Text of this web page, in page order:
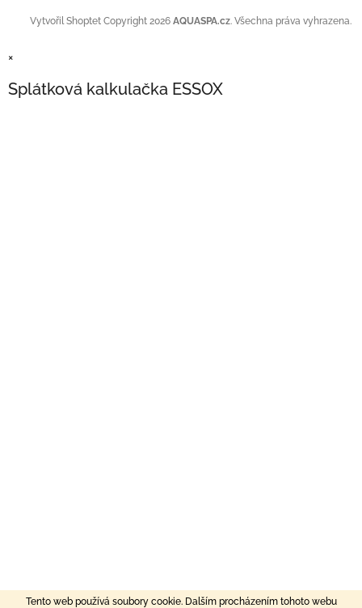
Tento web používá soubory cookie. Dalším procházením tohoto webu
Vytvořil Shoptet Copyright 2026 AQUASPA.cz. Všechna práva vyhrazena.
×
Splátková kalkulačka ESSOX